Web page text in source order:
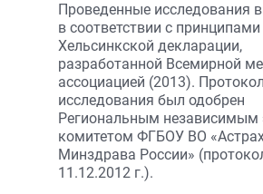
Проведенные исследования
в соответствии с принципами
Хельсинкской декларации,
разработанной Всемирной
ассоциацией (2013). Протокол
исследования был одобрен
Региональным независимым
комитетом ФГБОУ ВО
Минздрава России»
11.12.2012 г.).